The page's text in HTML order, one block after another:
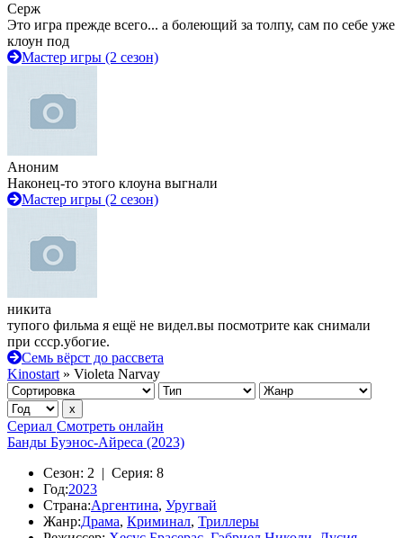
Серж
Это игра прежде всего... а болеющий за толпу, сам по себе уже
клоун под
Мастер игры (2 сезон)
Аноним
Наконец-то этого клоуна выгнали
Мастер игры (2 сезон)
никита
тупого фильма я ещё не видел.вы посмотрите как снимали
при ссср.убогие.
Семь вёрст до рассвета
Kinostart » Violeta Narvay
Сериал Смотреть онлайн
Банды Буэнос-Айреса (2023)
Сезон: 2 | Серия: 8
Год:2023
Страна:Аргентина, Уругвай
Жанр:Драма, Криминал, Триллеры